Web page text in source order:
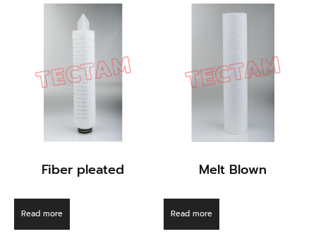
Fiber pleated
Read more
Melt Blown
Read more